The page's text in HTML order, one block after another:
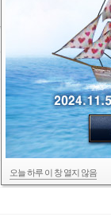
오늘 하루 이 창 열지 않음